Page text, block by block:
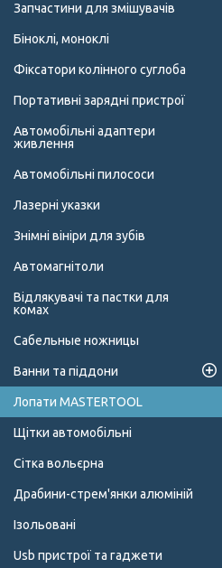
Запчастини для змішувачів
Біноклі, моноклі
Фіксатори колінного суглоба
Портативні зарядні пристрої
Автомобільні адаптери
живлення
Автомобільні пилососи
Лазерні указки
Знімні вініри для зубів
Автомагнітоли
Відлякувачі та пастки для
комах
Сабельные ножницы
Ванни та піддони
Лопати MASTERTOOL
Щітки автомобільні
Сітка вольєрна
Драбини-стрем'янки алюміній
Ізольовані
Usb пристрої та гаджети